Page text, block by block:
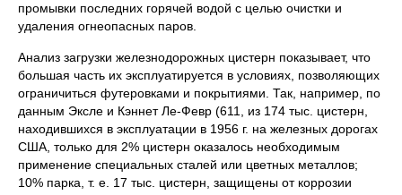
промывки последних горячей водой с целью очистки и
удаления огнеопасных паров.
Анализ загрузки железнодорожных цистерн показывает, что
большая часть их эксплуатируется в условиях, позволяющих
огра­ничиться футеровками и покрытиями. Так, например, по
данным Эксле и Кэннет Ле-Февр (611, из 174 тыс. цистерн,
находившихся в эксплуатации в 1956 г. на железных дорогах
США, только для 2% цистерн оказалось необходимым
применение специальных ста­лей или цветных металлов;
10% парка, т. е. 17 тыс. цистерн, защи­щены от коррозии